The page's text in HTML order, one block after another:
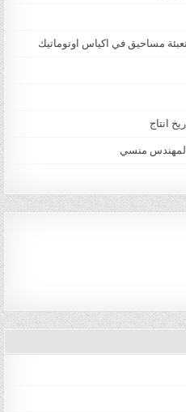
مساحيق في اكياس اوتوماتيك
انتاج